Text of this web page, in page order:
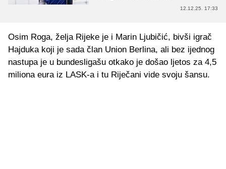
12.12.25. 17:33
Osim Roga, želja Rijeke je i Marin Ljubičić, bivši igrač
Hajduka koji je sada član Union Berlina, ali bez ijednog
nastupa je u bundesligašu otkako je došao ljetos za 4,5
miliona eura iz LASK-a i tu Riječani vide svoju šansu.